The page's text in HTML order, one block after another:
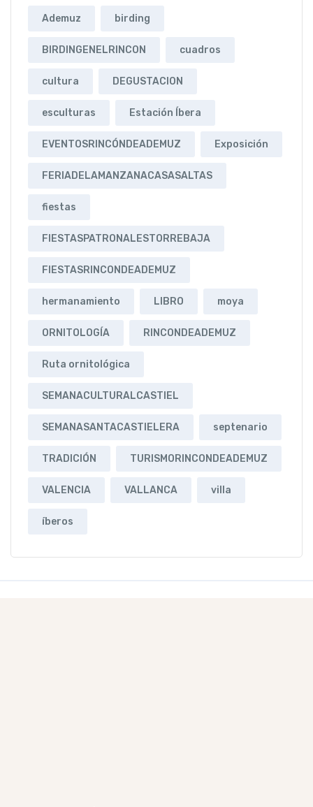
Ademuz birding
BIRDINGENELRINCON cuadros
cultura DEGUSTACION
esculturas Estación Íbera
EVENTOSRINCÓNDEADEMUZ Exposición
FERIADELAMANZANACASASALTAS
fiestas
FIESTASPATRONALESTORREBAJA
FIESTASRINCONDEADEMUZ
hermanamiento LIBRO moya
ORNITOLOGÍA RINCONDEADEMUZ
Ruta ornitológica
SEMANACULTURALCASTIEL
SEMANASANTACASTIELERA septenario
TRADICIÓN TURISMORINCONDEADEMUZ
VALENCIA VALLANCA villa
íberos